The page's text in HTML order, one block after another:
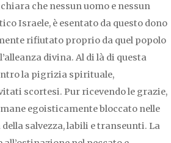
che nessun uomo e nessun
Israele, è esentato da questo dono
rifiutato proprio da quel popolo
divina. Al di là di questa
la pigrizia spirituale,
scortesi. Pur ricevendo le grazie,
egoisticamente bloccato nelle
salvezza, labili e transeunti. La